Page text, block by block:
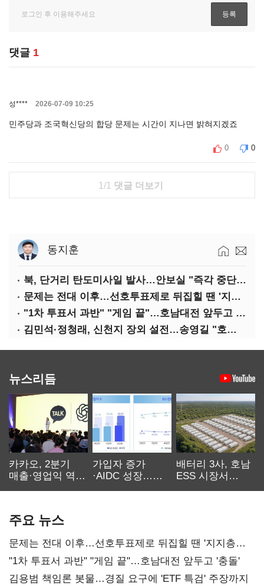
댓글 1
성**** 2026-07-09 10:25
민주당과 조국혁신당의 합당 문제는 시간이 지나면 밝혀지겠죠
0 0
1/1 댓글 더보기
동지훈
북, 단거리 탄도미사일 발사…안보실 "즉각 중단 촉구"
문제는 전대 이후…선호투표제로 뒤집힐 땐 '지지층 불복'
"1차 투표서 과반" "게임 끝"…호남대전 앞두고 '충돌'
김민석·정청래, 신천지 장외 설전…송영길 "호남 계몽 규탄"
뉴스리듬
카카오, 2분기
매출·영업익 역대
가입자 증가
·AIDC 성장…
배터리 3사, 호남
ESS 시장서
주요 뉴스
문제는 전대 이후…선호투표제로 뒤집힐 땐 '지지층
불복'
"1차 투표서 과반" "게임 끝"…호남대전 앞두고 '충돌'
김용범 책임론 봇물…경질 요구에 'ETF 특검' 주장까지